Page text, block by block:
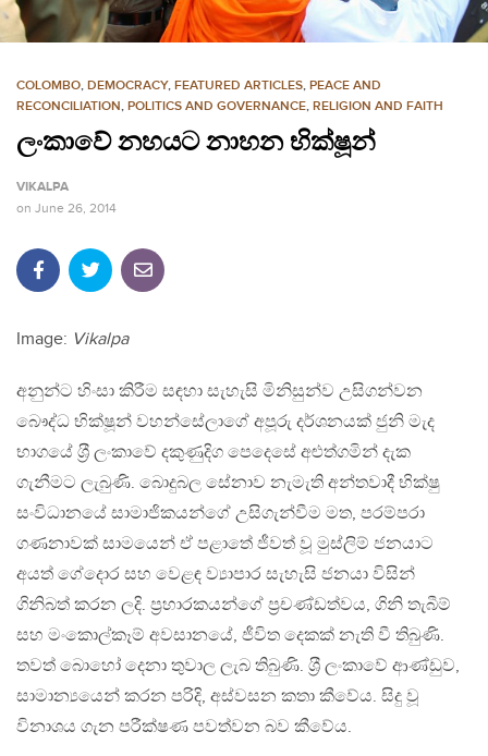
t
e
COLOMBO, DEMOCRACY, FEATURED ARTICLES, PEACE AND
RECONCILIATION, POLITICS AND GOVERNANCE, RELIGION AND FAITH
ලංකාවේ නහයට නාහන භික්ෂූන්
VIKALPA
on June 26, 2014
Image: Vikalpa
අනුන්ට හිංසා කිරීම සඳහා සැහැසි මිනිසුන්ව උසිගන්වන
බෞද්ධ භික්ෂූන් වහන්සේලාගේ අපූරු දර්ශනයක් ජුනි මැද
භාගයේ ශ‍්‍රී ලංකාවේ දකුණුදිග පෙදෙසේ අළුත්ගමින් දැක
ගැනීමට ලැබුණි. බොදුබල සේනාව නැමැති අන්තවාදී භික්ෂු
සංවිධානයේ සාමාජිකයන්ගේ උසිගැන්වීම මත, පරම්පරා
ගණනාවක් සාමයෙන් ඒ පළාතේ ජීවත් වූ මුස්ලිම් ජනයාට
අයත් ගේදොර සහ වෙළඳ ව්‍යාපාර සැහැසි ජනයා විසින්
ගිනිබත් කරන ලදි. ප‍්‍රහාරකයන්ගේ ප‍්‍රචණ්ඩත්වය, ගිනි තැබීම්
සහ මංකොල්කෑම් අවසානයේ, ජීවිත දෙකක් නැති වී තිබුණි.
තවත් බොහෝ දෙනා තුවාල ලැබ තිබුණි. ශ‍්‍රී ලංකාවේ ආණ්ඩුව,
සාමාන්‍යයෙන් කරන පරිදි, අස්වසන කතා කීවේය. සිදු වූ
විනාශය ගැන පරීක්ෂණ පවත්වන බව කීවේය.